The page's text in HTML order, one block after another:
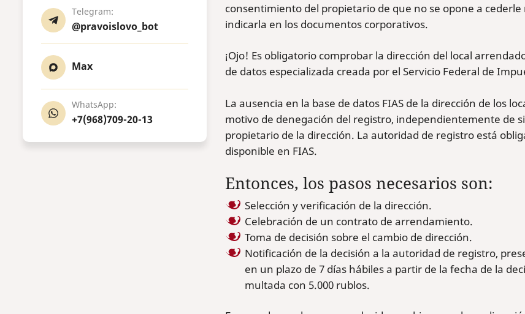
Telegram:
@pravoislovo_bot
Max
WhatsApp:
+7(968)709-20-13
consentimiento del propietario de que no se opone a
indicarla en los documentos corporativos.
¡Ojo! Es obligatorio comprobar la dirección del local
de datos especializada creada por el Servicio Federal de
La ausencia en la base de datos FIAS de la dirección de los
motivo de denegación del registro, independientemente de
propietario de la dirección. La autoridad de registro está
disponible en FIAS.
Entonces, los pasos necesarios son:
Selección y verificación de la dirección.
Celebración de un contrato de arrendamiento.
Toma de decisión sobre el cambio de dirección.
Notificación de la decisión a la autoridad de registro,
en un plazo de 7 días hábiles a partir de la fecha de la
multada con 5.000 rublos.